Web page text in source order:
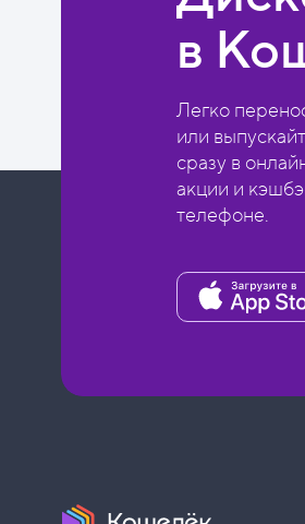
в
Легко
или
сразу в
акции и
телефоне.